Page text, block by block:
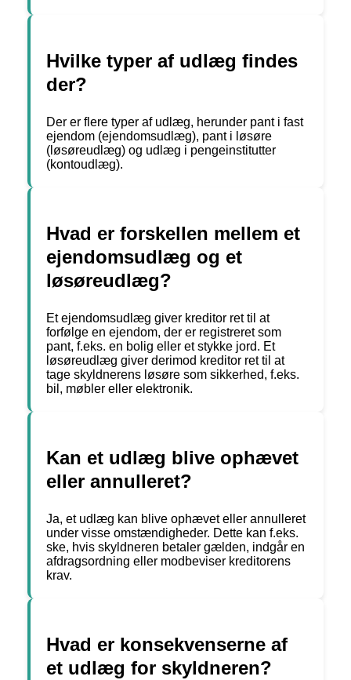
Hvilke typer af udlæg findes
der?
Der er flere typer af udlæg, herunder pant i fast
ejendom (ejendomsudlæg), pant i løsøre
(løsøreudlæg) og udlæg i pengeinstitutter
(kontoudlæg).
Hvad er forskellen mellem et
ejendomsudlæg og et
løsøreudlæg?
Et ejendomsudlæg giver kreditor ret til at
forfølge en ejendom, der er registreret som
pant, f.eks. en bolig eller et stykke jord. Et
løsøreudlæg giver derimod kreditor ret til at
tage skyldnerens løsøre som sikkerhed, f.eks.
bil, møbler eller elektronik.
Kan et udlæg blive ophævet
eller annulleret?
Ja, et udlæg kan blive ophævet eller annulleret
under visse omstændigheder. Dette kan f.eks.
ske, hvis skyldneren betaler gælden, indgår en
afdragsordning eller modbeviser kreditorens
krav.
Hvad er konsekvenserne af
et udlæg for skyldneren?